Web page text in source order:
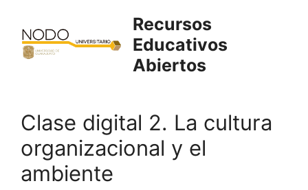
contenido
Recursos
Educativos
Abiertos
Clase digital 2. La cultura
organizacional y el
ambiente